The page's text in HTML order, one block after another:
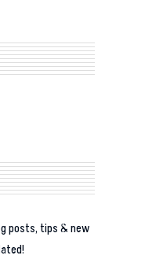
posts, tips & new